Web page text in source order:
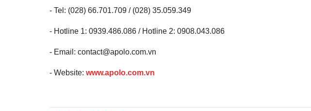
- Tel: (028) 66.701.709 / (028) 35.059.349
- Hotline 1: 0939.486.086 / Hotline 2: 0908.043.086
- Email: contact@apolo.com.vn
- Website: www.apolo.com.vn